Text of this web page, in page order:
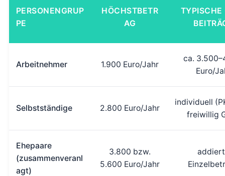
PERSONENGRUP
PE
HÖCHSTBETR
AG
Arbeitnehmer 1.900 Euro/Jahr
ca.
Euro/
Selbstständige 2.800 Euro/Jahr
individuell
freiwillig
Ehepaare
(zusammenveranl
agt)
3.800 bzw.
5.600 Euro/Jahr